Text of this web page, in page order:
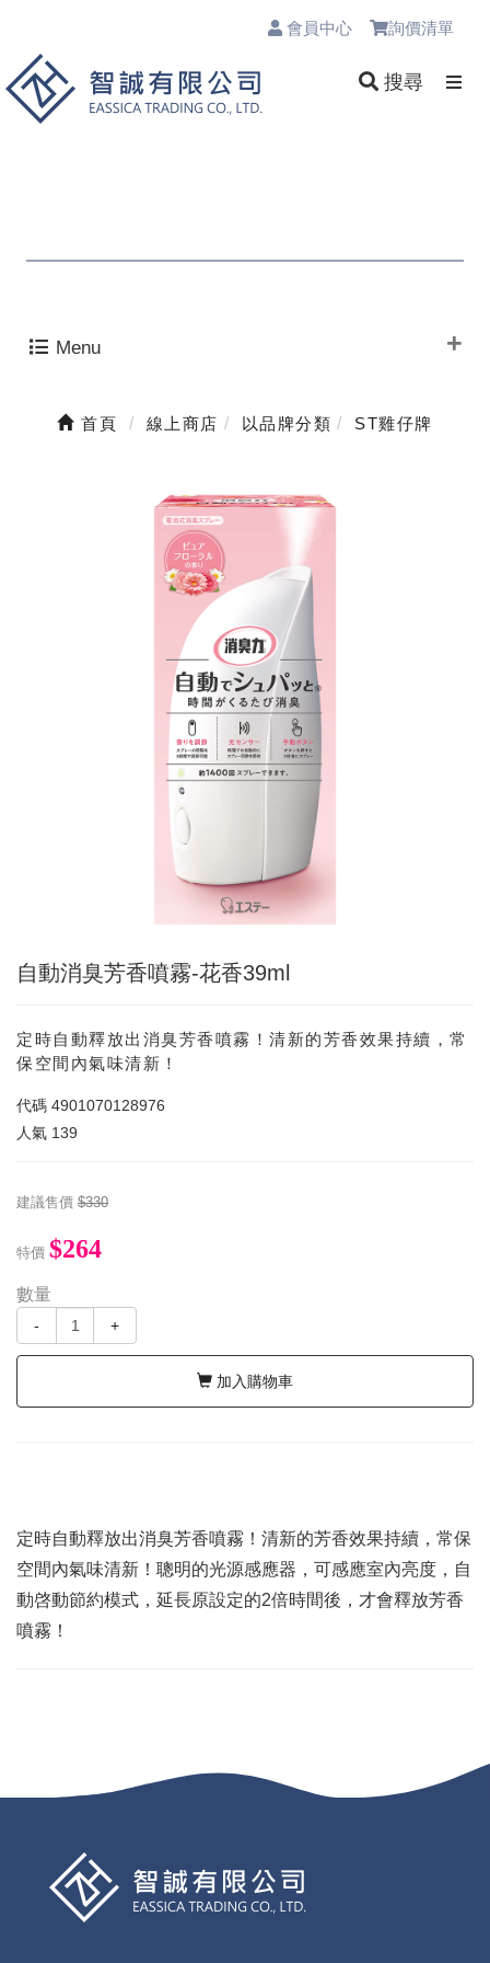
會員中心 詢價清單
搜尋
Menu
首頁 線上商店 以品牌分類 ST雞仔牌
自動消臭芳香噴霧-花香39ml
定時自動釋放出消臭芳香噴霧！清新的芳香效果持續，常
保空間內氣味清新！
代碼 4901070128976
人氣 139
建議售價 $330
特價 $264
數量
- +
加入購物車
定時自動釋放出消臭芳香噴霧！清新的芳香效果持續，常保
空間內氣味清新！聰明的光源感應器，可感應室內亮度，自
動啓動節約模式，延長原設定的2倍時間後，才會釋放芳香
噴霧！